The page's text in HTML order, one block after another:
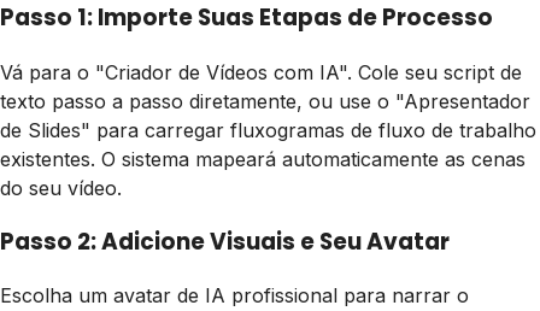
Passo 1: Importe Suas Etapas de Processo
Vá para o "Criador de Vídeos com IA". Cole seu script de
texto passo a passo diretamente, ou use o "Apresentador
de Slides" para carregar fluxogramas de fluxo de trabalho
existentes. O sistema mapeará automaticamente as cenas
do seu vídeo.
Passo 2: Adicione Visuais e Seu Avatar
Escolha um avatar de IA profissional para narrar o